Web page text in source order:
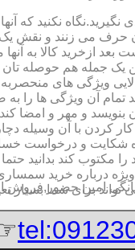
نکنید که
حرف می زنند و نقش
بعد ازخرید کالا به آنها
یک جمله هم حوصله تان
ویژگی های
تمام آن ویژگی ها را
بنویسد و مهر و امضا
کردن با آن وسیله
شکایت و درخواست
مکتوب کند بدانید
درباره خرید
برای شما بسیار
را حتما چک کنید
به برچسب
امین حضور,فروش